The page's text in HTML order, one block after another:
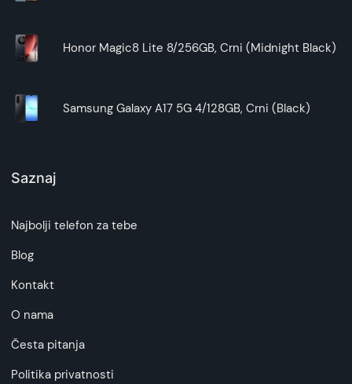
Honor Magic8 Lite 8/256GB, Crni (Midnight Black)
Samsung Galaxy A17 5G 4/128GB, Crni (Black)
Saznaj
Najbolji telefon za tebe
Blog
Kontakt
O nama
Česta pitanja
Politika privatnosti